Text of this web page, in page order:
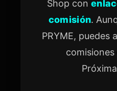
Shop con
comisión.
PRYME, puedes
comisiones